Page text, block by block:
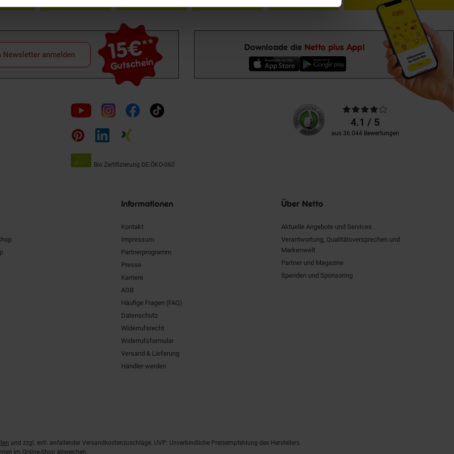
15€**
Gutschein
Newsletter anmelden
Downloade die Netto plus App!
Folge
uns
auf
Bio Zertifizierung DE-ÖKO-060
Unsere
Kundenbewertungen
Durchschnittliche
Bewertungen4.1 / 5
aus 36.044 Bewertungen
Informationen
Kontakt
Impressum
Partnerprogramm
Presse
Karriere
AGB
Häufige Fragen (FAQ)
Datenschutz
Widerrufsrecht
Widerrufsformular
Versand & Lieferung
Händler werden
Über Netto
Aktuelle Angebote und Services
Verantwortung, Qualitätsversprechen und
Markenwelt
Partner und Magazine
Spenden und Sponsoring
und zzgl. evtl. anfallender Versandkostenzuschläge. UVP: Unverbindliche Preisempfehlung des Herstellers.
im Online-Shop abweichen.